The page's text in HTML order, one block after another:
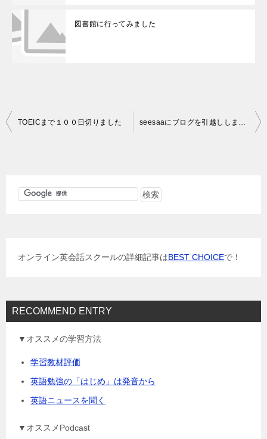
図書館に行ってみました
投
TOEICまで１００日切りました
オンライン英会話スクールの詳細記事はBEST CHOICEで！
RECOMMEND ENTRY
▼オススメの学習方法
学習教材評価
英語勉強の「はじめ」は発音から
英語ニュースを聞く
▼オススメPodcast